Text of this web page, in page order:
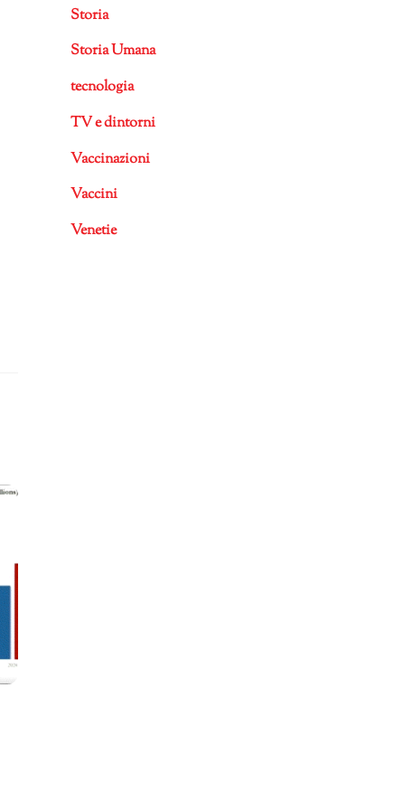
Storia
Storia Umana
tecnologia
TV e dintorni
Vaccinazioni
Vaccini
Venetie